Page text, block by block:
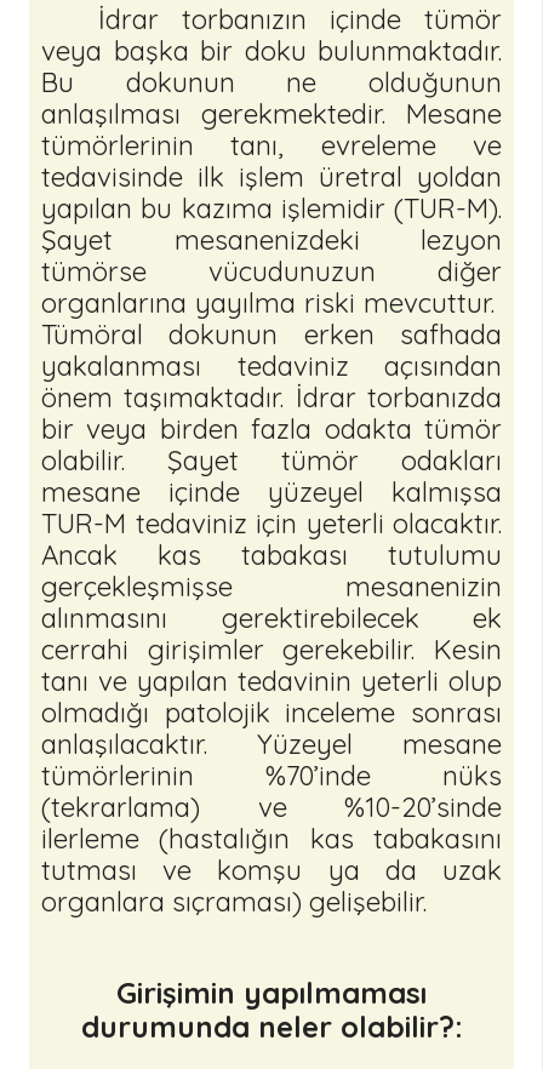
İdrar torbanızın içinde tümör
veya başka bir doku bulunmaktadır.
Bu dokunun ne olduğunun
anlaşılması gerekmektedir. Mesane
tümörlerinin tanı, evreleme ve
tedavisinde ilk işlem üretral yoldan
yapılan bu kazıma işlemidir (TUR-M).
Şayet mesanenizdeki lezyon
tümörse vücudunuzun diğer
organlarına yayılma riski mevcuttur.
Tümöral dokunun erken safhada
yakalanması tedaviniz açısından
önem taşımaktadır. İdrar torbanızda
bir veya birden fazla odakta tümör
olabilir. Şayet tümör odakları
mesane içinde yüzeyel kalmışsa
TUR-M tedaviniz için yeterli olacaktır.
Ancak kas tabakası tutulumu
gerçekleşmişse mesanenizin
alınmasını gerektirebilecek ek
cerrahi girişimler gerekebilir. Kesin
tanı ve yapılan tedavinin yeterli olup
olmadığı patolojik inceleme sonrası
anlaşılacaktır. Yüzeyel mesane
tümörlerinin %70’inde nüks
(tekrarlama) ve %10-20’sinde
ilerleme (hastalığın kas tabakasını
tutması ve komşu ya da uzak
organlara sıçraması) gelişebilir.
Girişimin yapılmaması
durumunda neler olabilir?: